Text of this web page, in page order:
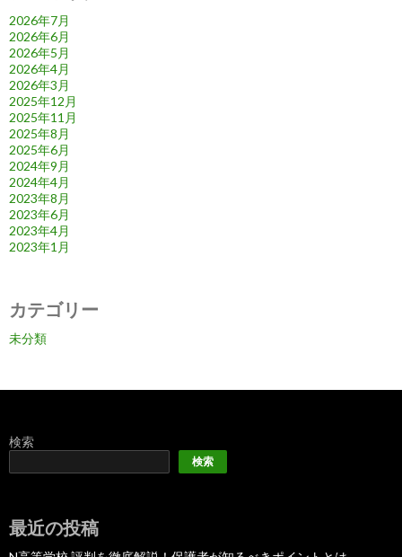
2026年7月
2026年6月
2026年5月
2026年4月
2026年3月
2025年12月
2025年11月
2025年8月
2025年6月
2024年9月
2024年4月
2023年8月
2023年6月
2023年4月
2023年1月
カテゴリー
未分類
検索
検索
最近の投稿